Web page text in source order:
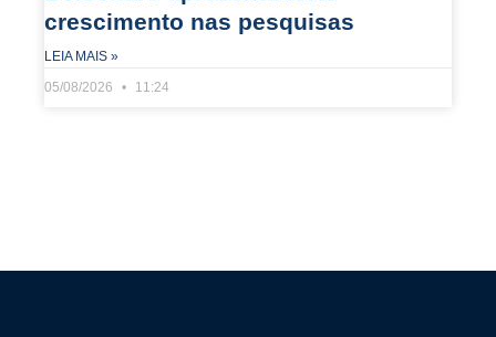
crescimento nas pesquisas
LEIA MAIS »
05/08/2026
11:24